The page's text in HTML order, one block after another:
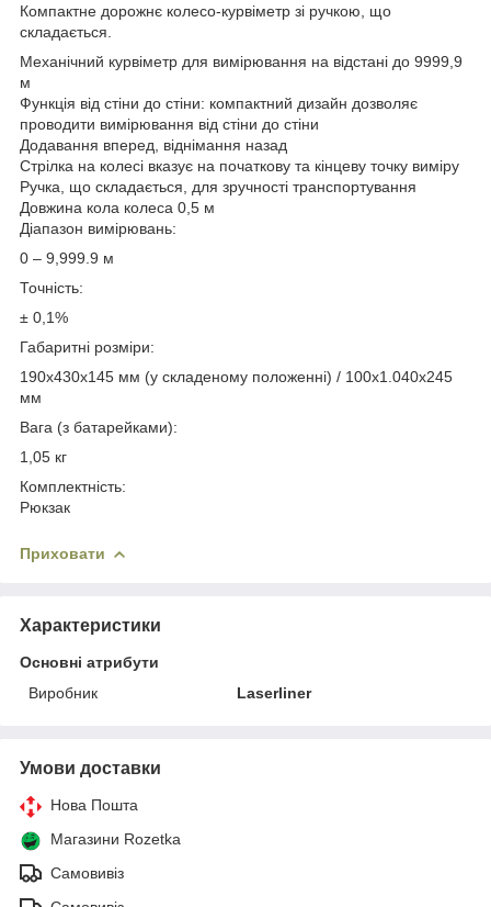
Компактне дорожнє колесо-курвіметр зі ручкою, що
складається.
Механічний курвіметр для вимірювання на відстані до 9999,9
м
Функція від стіни до стіни: компактний дизайн дозволяє
проводити вимірювання від стіни до стіни
Додавання вперед, віднімання назад
Стрілка на колесі вказує на початкову та кінцеву точку виміру
Ручка, що складається, для зручності транспортування
Довжина кола колеса 0,5 м
Діапазон вимірювань:
0 – 9,999.9 м
Точність:
± 0,1%
Габаритні розміри:
190x430x145 мм (у складеному положенні) / 100x1.040x245
мм
Вага (з батарейками):
1,05 кг
Комплектність:
Рюкзак
Приховати
Характеристики
Основні атрибути
Виробник
Laserliner
Умови доставки
Нова Пошта
Магазини Rozetka
Самовивіз